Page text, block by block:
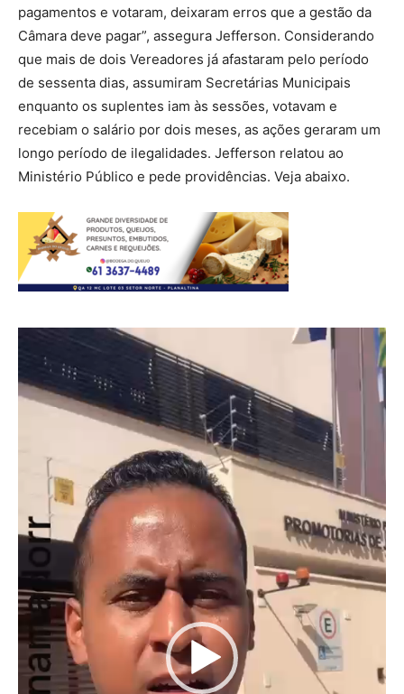
pagamentos e votaram, deixaram erros que a gestão da
Câmara deve pagar”, assegura Jefferson. Considerando
que mais de dois Vereadores já afastaram pelo período
de sessenta dias, assumiram Secretárias Municipais
enquanto os suplentes iam às sessões, votavam e
recebiam o salário por dois meses, as ações geraram um
longo período de ilegalidades. Jefferson relatou ao
Ministério Público e pede providências. Veja abaixo.
Tocador
vídeo